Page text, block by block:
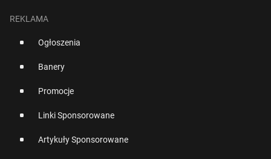
REKLAMA
Ogłoszenia
Banery
Promocje
Linki Sponsorowane
Artykuły Sponsorowane